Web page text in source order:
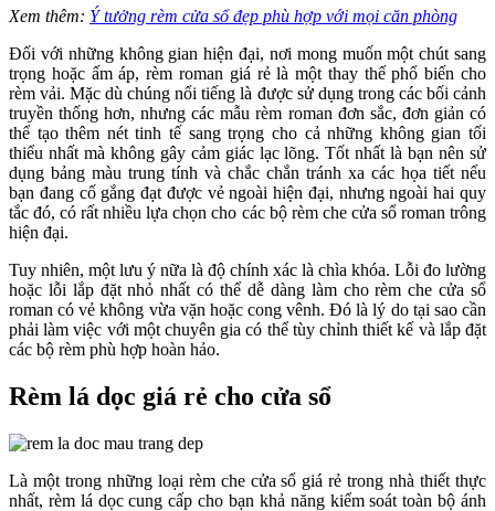
Xem thêm: Ý tưởng rèm cửa sổ đẹp phù hợp với mọi căn phòng
Đối với những không gian hiện đại, nơi mong muốn một chút sang
trọng hoặc ấm áp, rèm roman giá rẻ là một thay thế phổ biến cho
rèm vải. Mặc dù chúng nổi tiếng là được sử dụng trong các bối cảnh
truyền thống hơn, nhưng các mẫu rèm roman đơn sắc, đơn giản có
thể tạo thêm nét tinh tế sang trọng cho cả những không gian tối
thiểu nhất mà không gây cảm giác lạc lõng. Tốt nhất là bạn nên sử
dụng bảng màu trung tính và chắc chắn tránh xa các họa tiết nếu
bạn đang cố gắng đạt được vẻ ngoài hiện đại, nhưng ngoài hai quy
tắc đó, có rất nhiều lựa chọn cho các bộ rèm che cửa sổ roman trông
hiện đại.
Tuy nhiên, một lưu ý nữa là độ chính xác là chìa khóa. Lỗi đo lường
hoặc lỗi lắp đặt nhỏ nhất có thể dễ dàng làm cho rèm che cửa sổ
roman có vẻ không vừa vặn hoặc cong vênh. Đó là lý do tại sao cần
phải làm việc với một chuyên gia có thể tùy chỉnh thiết kế và lắp đặt
các bộ rèm phù hợp hoàn hảo.
Rèm lá dọc giá rẻ cho cửa sổ
Là một trong những loại rèm che cửa sổ giá rẻ trong nhà thiết thực
nhất, rèm lá dọc cung cấp cho bạn khả năng kiểm soát toàn bộ ánh